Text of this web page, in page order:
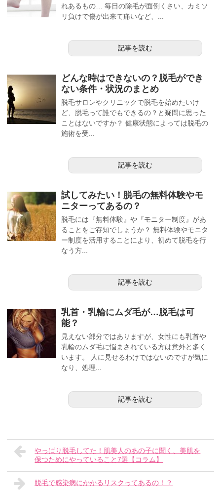
れあるもの… 毎日の除毛が面倒くさい、カミソ
リ負けで傷が出来て痛いなど、...
記事を読む
どんな時はできないの？脱毛ができ
ない条件・状況のまとめ
脱毛サロンやクリニックで脱毛を始めたいけ
ど、脱毛って誰でもできるの？と疑問に思った
ことはないですか？ 健康状態によっては脱毛の
施術を受...
記事を読む
試してみたい！脱毛の無料体験やモ
ニターってあるの？
脱毛には『無料体験』や『モニター制度』があ
ることをご存知でしょうか？ 無料体験やモニタ
ー制度を活用することにより、初めて脱毛を行
なう方...
記事を読む
乳首・乳輪にムダ毛が…脱毛は可
能？
見えない部分ではありますが、女性にも乳首や
乳輪のムダ毛に悩まされている方は意外と多く
います。 人に見せるわけではないのですが気に
なり、処理...
記事を読む
やっぱり脱毛してた！肌美人のあの子に聞く、美肌を
保つためにやっていること7選【コラム】
脱毛で感染病にかかるリスクってあるの！？